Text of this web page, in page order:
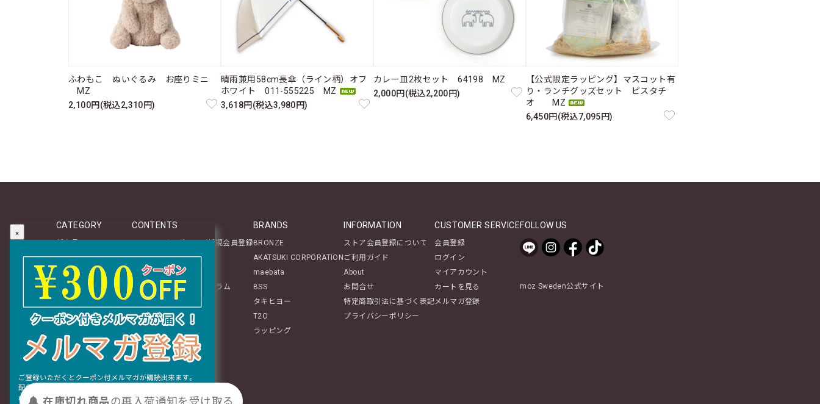
ふわもこ ぬいぐるみ お座りミニ
MZ
2,100円(税込2,310円)
晴雨兼用58cm長傘（ライン柄）オフ
ホワイト 011-555225 MZ
3,618円(税込3,980円)
カレー皿2枚セット 64198 MZ
2,000円(税込2,200円)
【公式限定ラッピング】マスコット有
り・ランチグッズセット ピスタチ
オ MZ
6,450円(税込7,095円)
CATEGORY
テーブルウェア
ステーショナリー
生活雑貨
インテリア
ぬいぐるみ・チャーム
ギフト
おすすめグッズ特集
CONTENTS
マイページログイン／新規会員登録
About
レビュー投稿のご案内
mozアイテムに関するコラム
BRANDS
BRONZE
AKATSUKI CORPORATION
maebata
BSS
タキヒヨー
T2O
ラッピング
INFORMATION
ストア会員登録について
ご利用ガイド
About
お問合せ
特定商取引法に基づく表記
プライバシーポリシー
CUSTOMER SERVICE
会員登録
ログイン
マイアカウント
カートを見る
メルマガ登録
FOLLOW US
moz Sweden公式サイト
×
在庫切れ商品の再入荷